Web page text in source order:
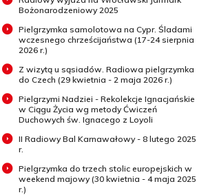
Bożonarodzeniowy 2025
Pielgrzymka samolotowa na Cypr. Śladami
wczesnego chrześcijaństwa (17-24 sierpnia
2026 r.)
Z wizytą u sąsiadów. Radiowa pielgrzymka
do Czech (29 kwietnia - 2 maja 2026 r.)
Pielgrzymi Nadziei - Rekolekcje Ignacjańskie
w Ciągu Życia wg metody Ćwiczeń
Duchowych św. Ignacego z Loyoli
II Radiowy Bal Karnawałowy - 8 lutego 2025
r.
Pielgrzymka do trzech stolic europejskich w
weekend majowy (30 kwietnia - 4 maja 2025
r.)